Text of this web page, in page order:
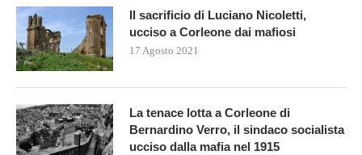
Il sacrificio di Luciano Nicoletti,
ucciso a Corleone dai mafiosi
17 Agosto 2021
La tenace lotta a Corleone di
Bernardino Verro, il sindaco socialista
ucciso dalla mafia nel 1915